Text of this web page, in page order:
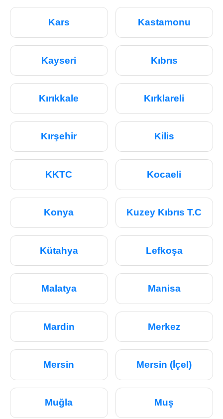
Kars Kastamonu
Kayseri Kıbrıs
Kırıkkale Kırklareli
Kırşehir Kilis
KKTC Kocaeli
Konya Kuzey Kıbrıs T.C
Kütahya Lefkoşa
Malatya Manisa
Mardin Merkez
Mersin Mersin (İçel)
Muğla Muş